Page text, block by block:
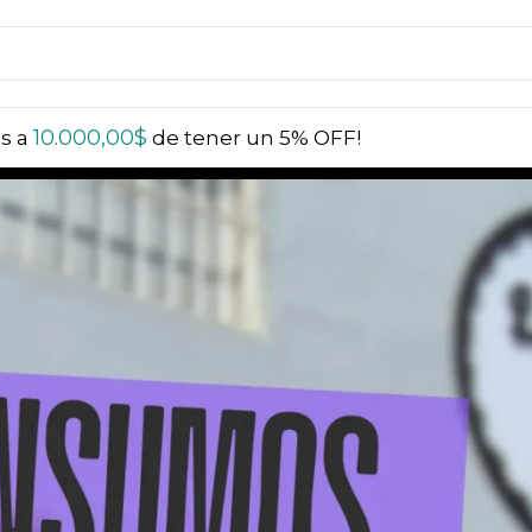
a10.000,00$ de tener un 5% OFF!
5% OFF | Compra más de $20.000 y